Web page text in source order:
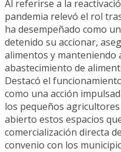
Al referirse a la
pandemia relevó el rol
ha desempeñado como
detenido su accionar,
alimentos y manteniendo
abastecimiento de
Destacó el
como una acción
los pequeños
abierto estos espacios
comercialización directa
convenio con los